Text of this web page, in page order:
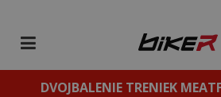
DVOJBALENIE TRENIEK